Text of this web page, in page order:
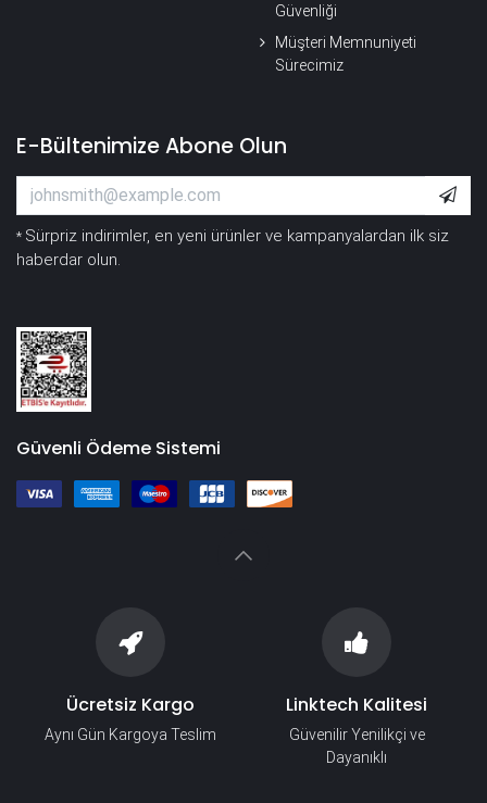
Güvenliği
Müşteri Memnuniyeti
Sürecimiz
E-Bültenimize Abone Olun
* Sürpriz indirimler, en yeni ürünler ve kampanyalardan ilk siz
haberdar olun.
Güvenli Ödeme Sistemi
Ücretsiz Kargo
Aynı Gün Kargoya Teslim
Linktech Kalitesi
Güvenilir Yenilikçi ve
Dayanıklı